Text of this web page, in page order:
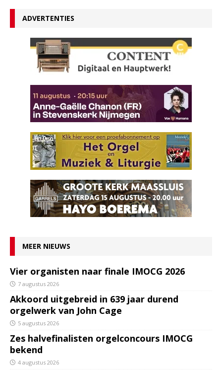
ADVERTENTIES
MEER NIEUWS
Vier organisten naar finale IMOCG 2026
7 augustus 2026
Akkoord uitgebreid in 639 jaar durend
orgelwerk van John Cage
5 augustus 2026
Zes halvefinalisten orgelconcours IMOCG
bekend
4 augustus 2026